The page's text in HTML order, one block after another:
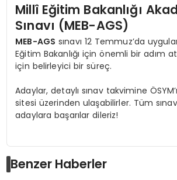
Millî Eğitim Bakanlığı
Sınavı (MEB-AGS)
MEB-AGS sınavı 12 Temmuz’da
Eğitim Bakanlığı için önemli bir adım
için belirleyici bir süreç.
Adaylar, detaylı sınav takvimine
sitesi üzerinden ulaşabilirler. Tüm
adaylara başarılar dileriz!
Benzer Haberler